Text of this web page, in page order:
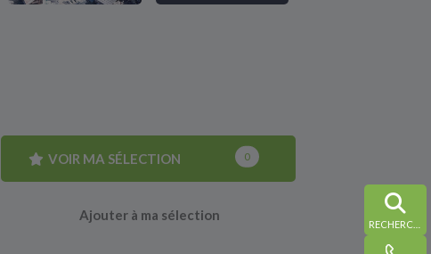
VOIR MA SÉLECTION 0
Ajouter à ma sélection